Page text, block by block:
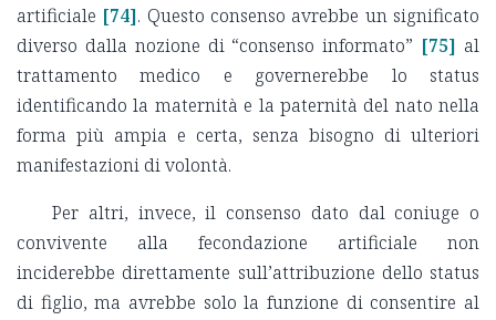
artificiale [74]. Questo consenso avrebbe un significato
diverso dalla nozione di “consenso informato” [75] al
trattamento medico e governerebbe lo status
identificando la maternità e la paternità del nato nella
forma più ampia e certa, senza bisogno di ulteriori
manifestazioni di volontà.
Per altri, invece, il consenso dato dal coniuge o
convivente alla fecondazione artificiale non
inciderebbe direttamente sull’attribuzione dello status
di figlio, ma avrebbe solo la funzione di consentire al